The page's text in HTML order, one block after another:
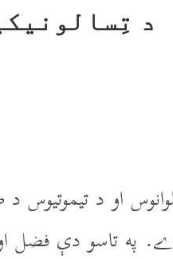
د
او د
په تاسو دې فضل